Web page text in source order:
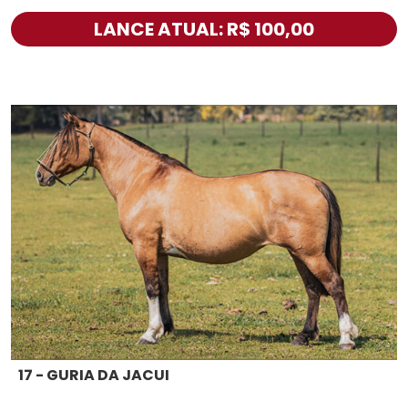
LANCE ATUAL: R$ 100,00
17 - GURIA DA JACUI